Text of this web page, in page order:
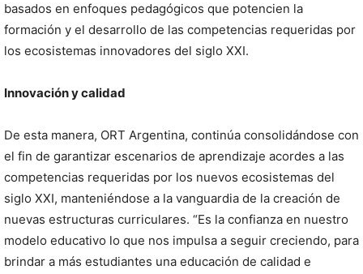
basados en enfoques pedagógicos que potencien la
formación y el desarrollo de las competencias requeridas por
los ecosistemas innovadores del siglo XXI.
Innovación y calidad
De esta manera, ORT Argentina, continúa consolidándose con
el fin de garantizar escenarios de aprendizaje acordes a las
competencias requeridas por los nuevos ecosistemas del
siglo XXI, manteniéndose a la vanguardia de la creación de
nuevas estructuras curriculares. “Es la confianza en nuestro
modelo educativo lo que nos impulsa a seguir creciendo, para
brindar a más estudiantes una educación de calidad e